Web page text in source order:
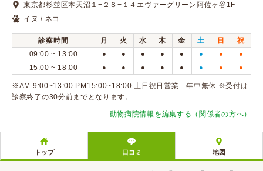
口コミ投稿
東京都杉並区本天沼１−２８−１４エヴァーグリーン阿佐ヶ谷1F
イヌ / ネコ
診察時間 月 火 水 木 金 土 日
祝
09:00 ~ 13:00
● ● ● ● ● ● ● ●
15:00 ~ 18:00 ● ● ● ● ● ● ● ●
※AM 9:00~13:00 PM15:00~18:00 土日祝日営業 年中無休 ※受付は
診察終了の30分前までとなります。
動物病院情報を編集する（関係者の方へ）
トップ 口コミ 地図